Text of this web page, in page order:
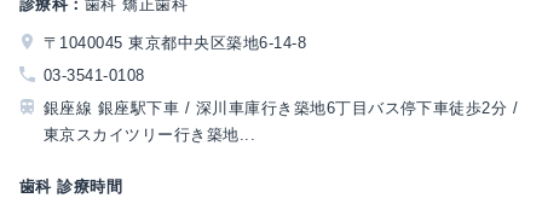
診療科： 歯科 矯正歯科
〒1040045 東京都中央区築地6-14-8
03-3541-0108
銀座線 銀座駅下車 / 深川車庫行き築地6丁目バス停下車徒歩2分 /
東京スカイツリー行き築地...
歯科 診療時間